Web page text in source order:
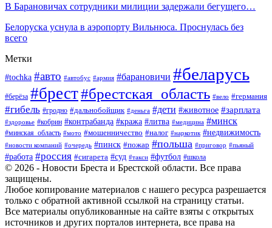
В Барановичах сотрудники милиции задержали бегущего…
Белоруска уснула в аэропорту Вильнюса. Проснулась без
всего
Метки
#tochka #авто #автобус #армия #барановичи #беларусь
#берёза #брест#брестская_область #вело #германия
#гибель #гродно #дальнобойщик #деньга #дети #животное #зарплата
#здоровье #кобрин #контрабанда #кража #литва #медицина #минск
#минская_область #мото #мошенничество #налог #наркотик #недвижимость
#новости компаний #очередь #пинск #пожар #польша #приговор #пьяный
#работа #россия #сигарета #суд #такси #футбол #школа
© 2026 - Новости Бреста и Брестской области. Все права
защищены.
Любое копирование материалов с нашего ресурса разрешается
только с обратной активной ссылкой на страницу статьи.
Все материалы опубликованные на сайте взяты с открытых
источников и других порталов интернета, все права на